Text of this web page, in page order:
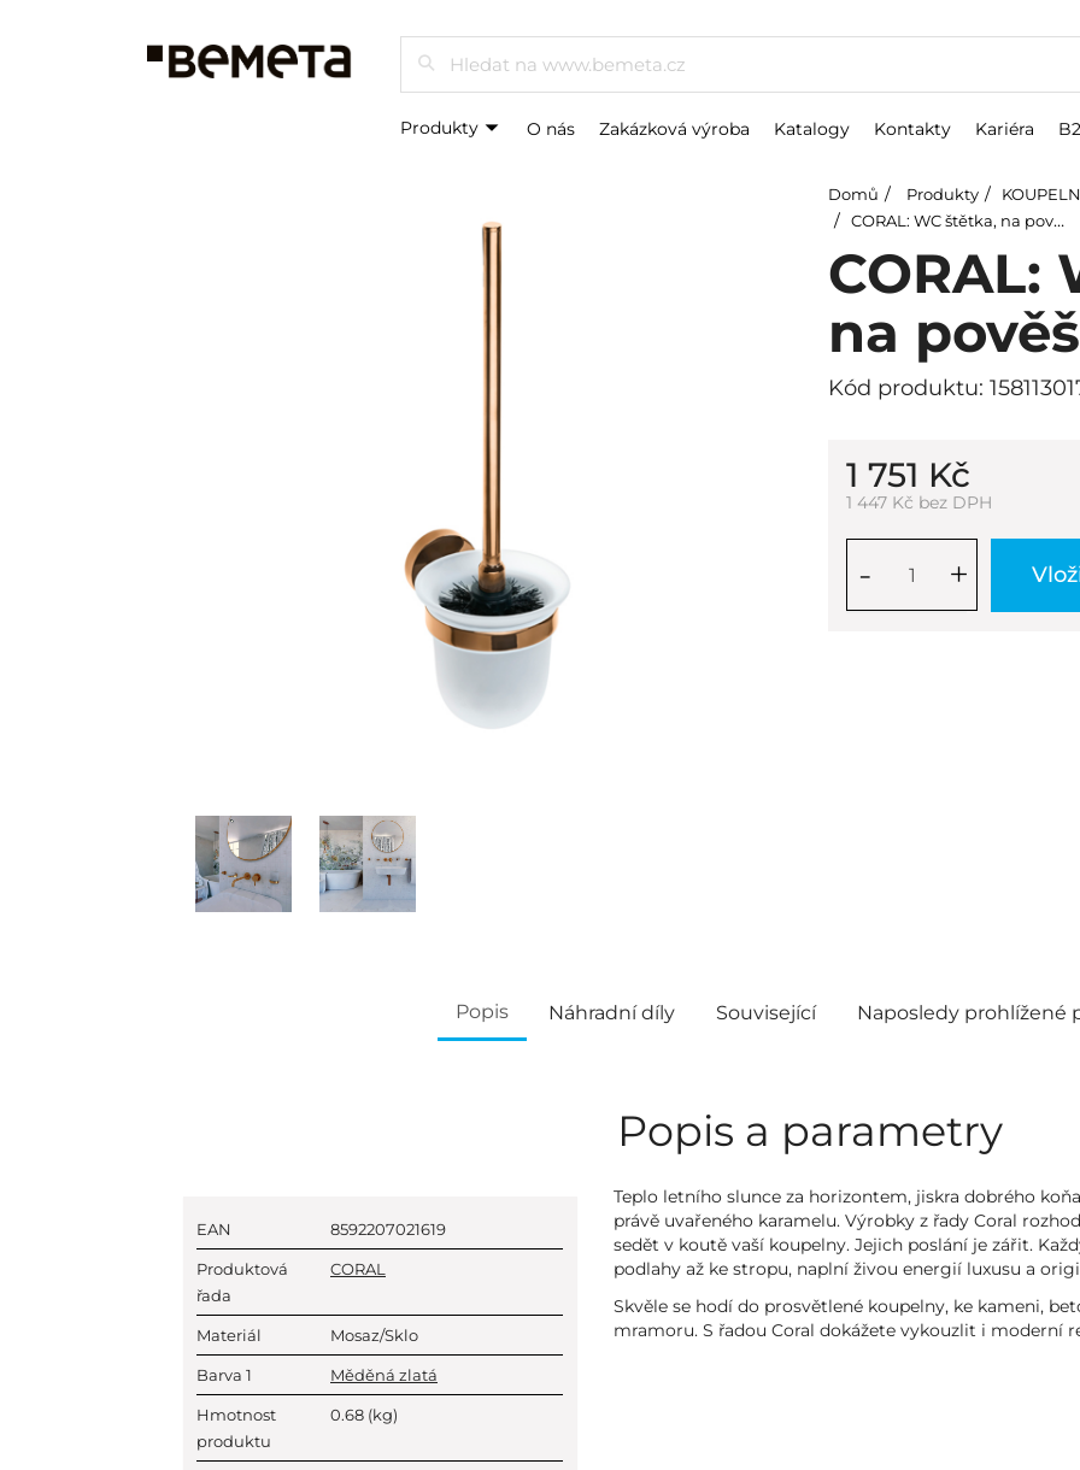
Hledat
Produkty O nás Zakázková výroba Katalogy Kontakty Kariéra
Domů Produkty
CORAL: WC štětka, na pověšení, sklo
CORAL:
na
Kód produktu:
1 751 Kč
1 447 Kč bez DPH
+
-
Popis Náhradní díly Související Naposledy prohlížené
Popis a parametry
EAN 8592207021619
Produktová
řada
CORAL
Materiál Mosaz/Sklo
Barva 1 Měděná zlatá
Hmotnost
produktu
0.68 (kg)
Teplo letního slunce za horizontem, jiskra dobrého
právě uvařeného karamelu. Výrobky z řady Coral
sedět v koutě vaší koupelny. Jejich poslání je zářit.
podlahy až ke stropu, naplní živou energií luxusu a
Skvěle se hodí do prosvětlené koupelny, ke kameni,
mramoru. S řadou Coral dokážete vykouzlit i moderní